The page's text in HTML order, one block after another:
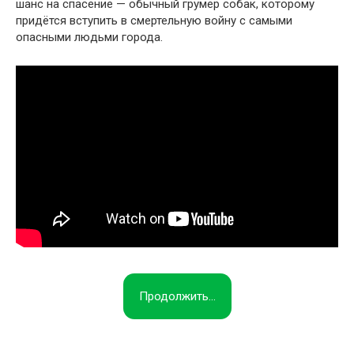
шанс на спасение — обычный грумер собак, которому
придётся вступить в смертельную войну с самыми
опасными людьми города.
Продолжить...